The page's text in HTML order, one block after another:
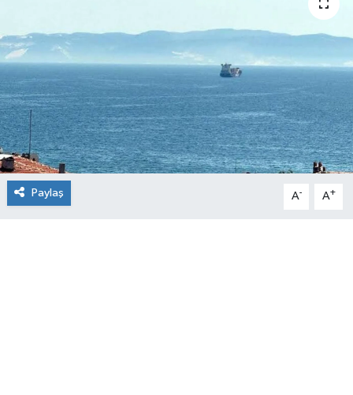
Paylaş A- A+